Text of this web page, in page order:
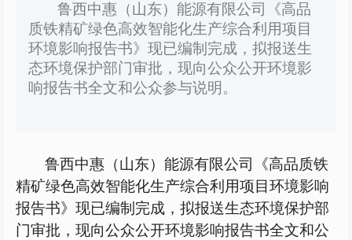
鲁西中惠（山东）能源有限公司《高品
质铁精矿绿色高效智能化生产综合利用项目
环境影响报告书》现已编制完成，拟报送生
态环境保护部门审批，现向公众公开环境影
响报告书全文和公众参与说明。
鲁西中惠（山东）能源有限公司《高品质铁
精矿绿色高效智能化生产综合利用项目环境影响
报告书》现已编制完成，拟报送生态环境保护部
门审批，现向公众公开环境影响报告书全文和公